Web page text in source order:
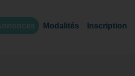
Modalités Inscription